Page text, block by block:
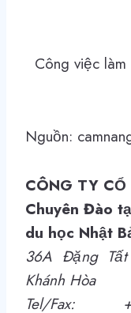
Công việc
Nguồn:
CÔNG TY CỔ
Chuyên Đào
du học Nhật
36A Đặng
Khánh Hòa
Tel/Fax: